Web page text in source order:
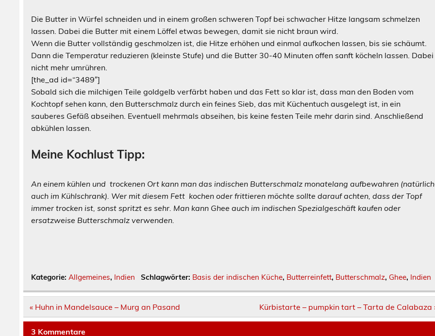
Die Butter in Würfel schneiden und in einem großen schweren Topf bei schwacher Hitze langsam schmelzen
lassen. Dabei die Butter mit einem Löffel etwas bewegen, damit sie nicht braun wird.
Wenn die Butter vollständig geschmolzen ist, die Hitze erhöhen und einmal aufkochen lassen, bis sie schäumt.
Dann die Temperatur reduzieren (kleinste Stufe) und die Butter 30-40 Minuten offen sanft köcheln lassen. Dabei
nicht mehr umrühren.
[the_ad id=“3489″]
Sobald sich die milchigen Teile goldgelb verfärbt haben und das Fett so klar ist, dass man den Boden vom
Kochtopf sehen kann, den Butterschmalz durch ein feines Sieb, das mit Küchentuch ausgelegt ist, in ein
sauberes Gefäß abseihen. Eventuell mehrmals abseihen, bis keine festen Teile mehr darin sind. Anschließend
abkühlen lassen.
Meine Kochlust Tipp:
An einem kühlen und trockenen Ort kann man das indischen Butterschmalz monatelang aufbewahren (natürlich
auch im Kühlschrank). Wer mit diesem Fett kochen oder frittieren möchte sollte darauf achten, dass der Topf
immer trocken ist, sonst spritzt es sehr. Man kann Ghee auch im indischen Spezialgeschäft kaufen oder
ersatzweise Butterschmalz verwenden.
Kategorie:Allgemeines, Indien Schlagwörter: Basis der indischen Küche, Butterreinfett, Butterschmalz, Ghee, Indien
Beitragsnavigation
« Huhn in Mandelsauce – Murg an Pasand Kürbistarte – pumpkin tart – Tarta de Calabaza
3 Kommentare